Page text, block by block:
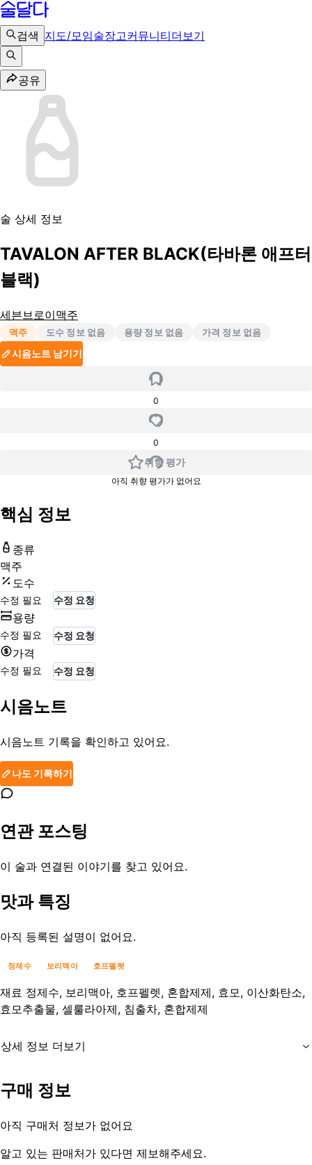
검색 지도/모임술장고커뮤니티더보기
공유
술 상세 정보
TAVALON AFTER BLACK(타바론 애프터
블랙)
세븐브로이맥주
맥주 도수 정보 없음 용량 정보 없음 가격 정보 없음
시음노트 남기기
0
0
취향 평가
아직 취향 평가가 없어요
핵심 정보
종류
맥주
도수
수정 필요 수정 요청
용량
수정 필요 수정 요청
가격
수정 필요 수정 요청
시음노트
시음노트 기록을 확인하고 있어요.
나도 기록하기
연관 포스팅
이 술과 연결된 이야기를 찾고 있어요.
맛과 특징
아직 등록된 설명이 없어요.
정제수 보리맥아 호프펠렛
재료 정제수, 보리맥아, 호프펠렛, 혼합제제, 효모, 이산화탄소,
효모추출물, 셀룰라아제, 침출차, 혼합제제
상세 정보 더보기
등록일
구매 정보
아직 구매처 정보가 없어요
알고 있는 판매처가 있다면 제보해주세요.